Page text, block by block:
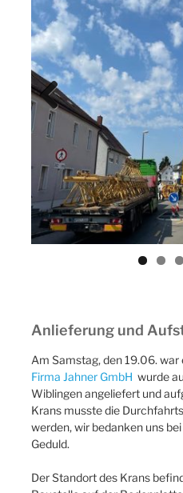
Previ
ous
Anlieferung und
Am Samstag, den 19.06.
Firma Jahner GmbH wurde
Wiblingen angeliefert und
Krans musste die
werden, wir bedanken uns
Geduld.
Der Standort des Krans